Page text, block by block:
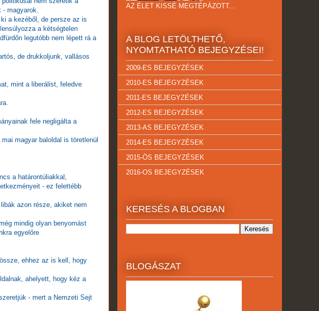
magyarok.
a kezéből, de persze az is
a kétségtelen
legutóbb nem lépett rá a
de drukkoljunk, vallásos
mint a liberálist, feledve
fele negligálta a
magyar baloldal is töretlenül
a határontúliakkal,
- ez felettébb
azon része, akiket nem
mindig olyan benyomást
egyelőre
ehhez az is kell, hogy
ahelyett, hogy kéz a
- mert a Nemzeti Sejt
AZ ÉLET KISSÉ MEGTÉPÁZOTT...
A BLOG LETÖLTHETŐ,
NYOMTATHATÓ BEJEGYZÉSEI!
2009-ES BEJEGYZÉSEK
2010-ES BEJEGYZÉSEK
2011-ES BEJEGYZÉSEK
2012-ES BEJEGYZÉSEK
2013-AS BEJEGYZÉSEK
2014-ES BEJEGYZÉSEK
2015-ÖS BEJEGYZÉSEK
2016-OS BEJEGYZÉSEK
KERESÉS A BLOGBAN
BLOGÁSZAT